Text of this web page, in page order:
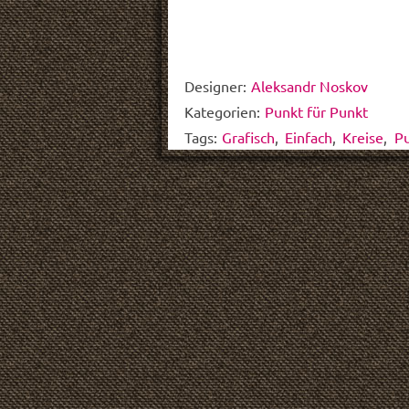
Designer: Aleksandr Noskov
Kategorien: Punkt für Punkt
Tags: Grafisch Einfach Kreise